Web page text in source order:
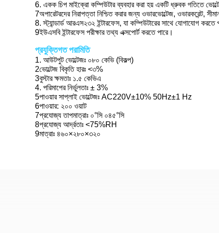
6. একক চিপ মাইক্রো কম্পিউটার ব্যবহার করা হয় একটি ধ্রুবক গতিতে
7অপারেটরদের নিরাপত্তা নিশ্চিত করার জন্য ওভারভোল্টেজ, ওভারকরেন্ট,
8. স্ট্যান্ডার্ড আরএস২৩২ ইন্টারফেস, যা কম্পিউটারের সাথে যোগাযোগ করতে
9ইউএসবি ইন্টারফেস পরীক্ষার তথ্য এক্সপোর্ট করতে পারে।
প্রযুক্তিগত পরামিতি
1. আউটপুট ভোল্টেজঃ ০৮০ কেভি (বিকল্প)
2ভোল্টেজ বিকৃতি হারঃ <৩%
3বুস্টার ক্ষমতাঃ ১.৫ কেভিএ
4. পরিমাপের নির্ভুলতাঃ ± 3%
5পাওয়ার সাপ্লাই ভোল্টেজঃ AC220V±10% 50Hz±1 Hz
6পাওয়ার: ২০০ ওয়াট
7প্রযোজ্য তাপমাত্রাঃ ০°সি ০৪৫°সি
8প্রযোজ্য আর্দ্রতাঃ <75%RH
9মাত্রাঃ ৪৬০×২৮০×৩২০